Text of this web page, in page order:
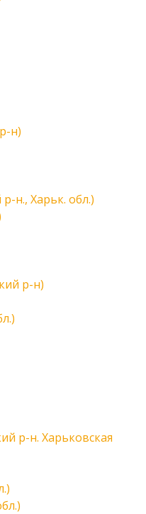
н)
н., Харьк. обл.)
р-н)
р-н. Харьковская